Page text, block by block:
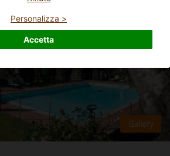
Personalizza >
Accetta